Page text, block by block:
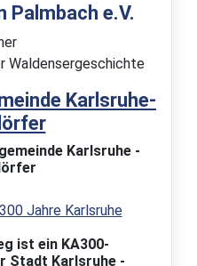
Palmbach e.V.
Waldensergeschichte
Karlsruhe -
ist ein KA300-
Stadt Karlsruhe -